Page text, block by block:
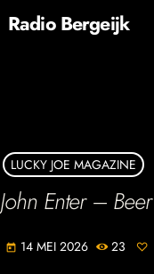
Radio Bergeijk
LUCKY JOE MAGAZINE
John Enter –
today 14 MEI 2026 23